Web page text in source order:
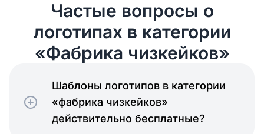
Частые вопросы о
логотипах в категории
«Фабрика чизкейков»
Шаблоны логотипов в категории
«фабрика чизкейков»
действительно бесплатные?